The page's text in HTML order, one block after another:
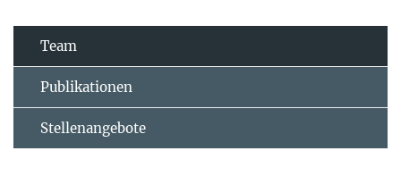
Team
Publikationen
Stellenangebote